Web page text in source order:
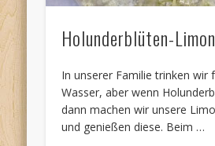
Holunderblüten-
In unserer Familie trinken wir
Wasser, aber wenn
dann machen wir unsere
und genießen diese. Beim …